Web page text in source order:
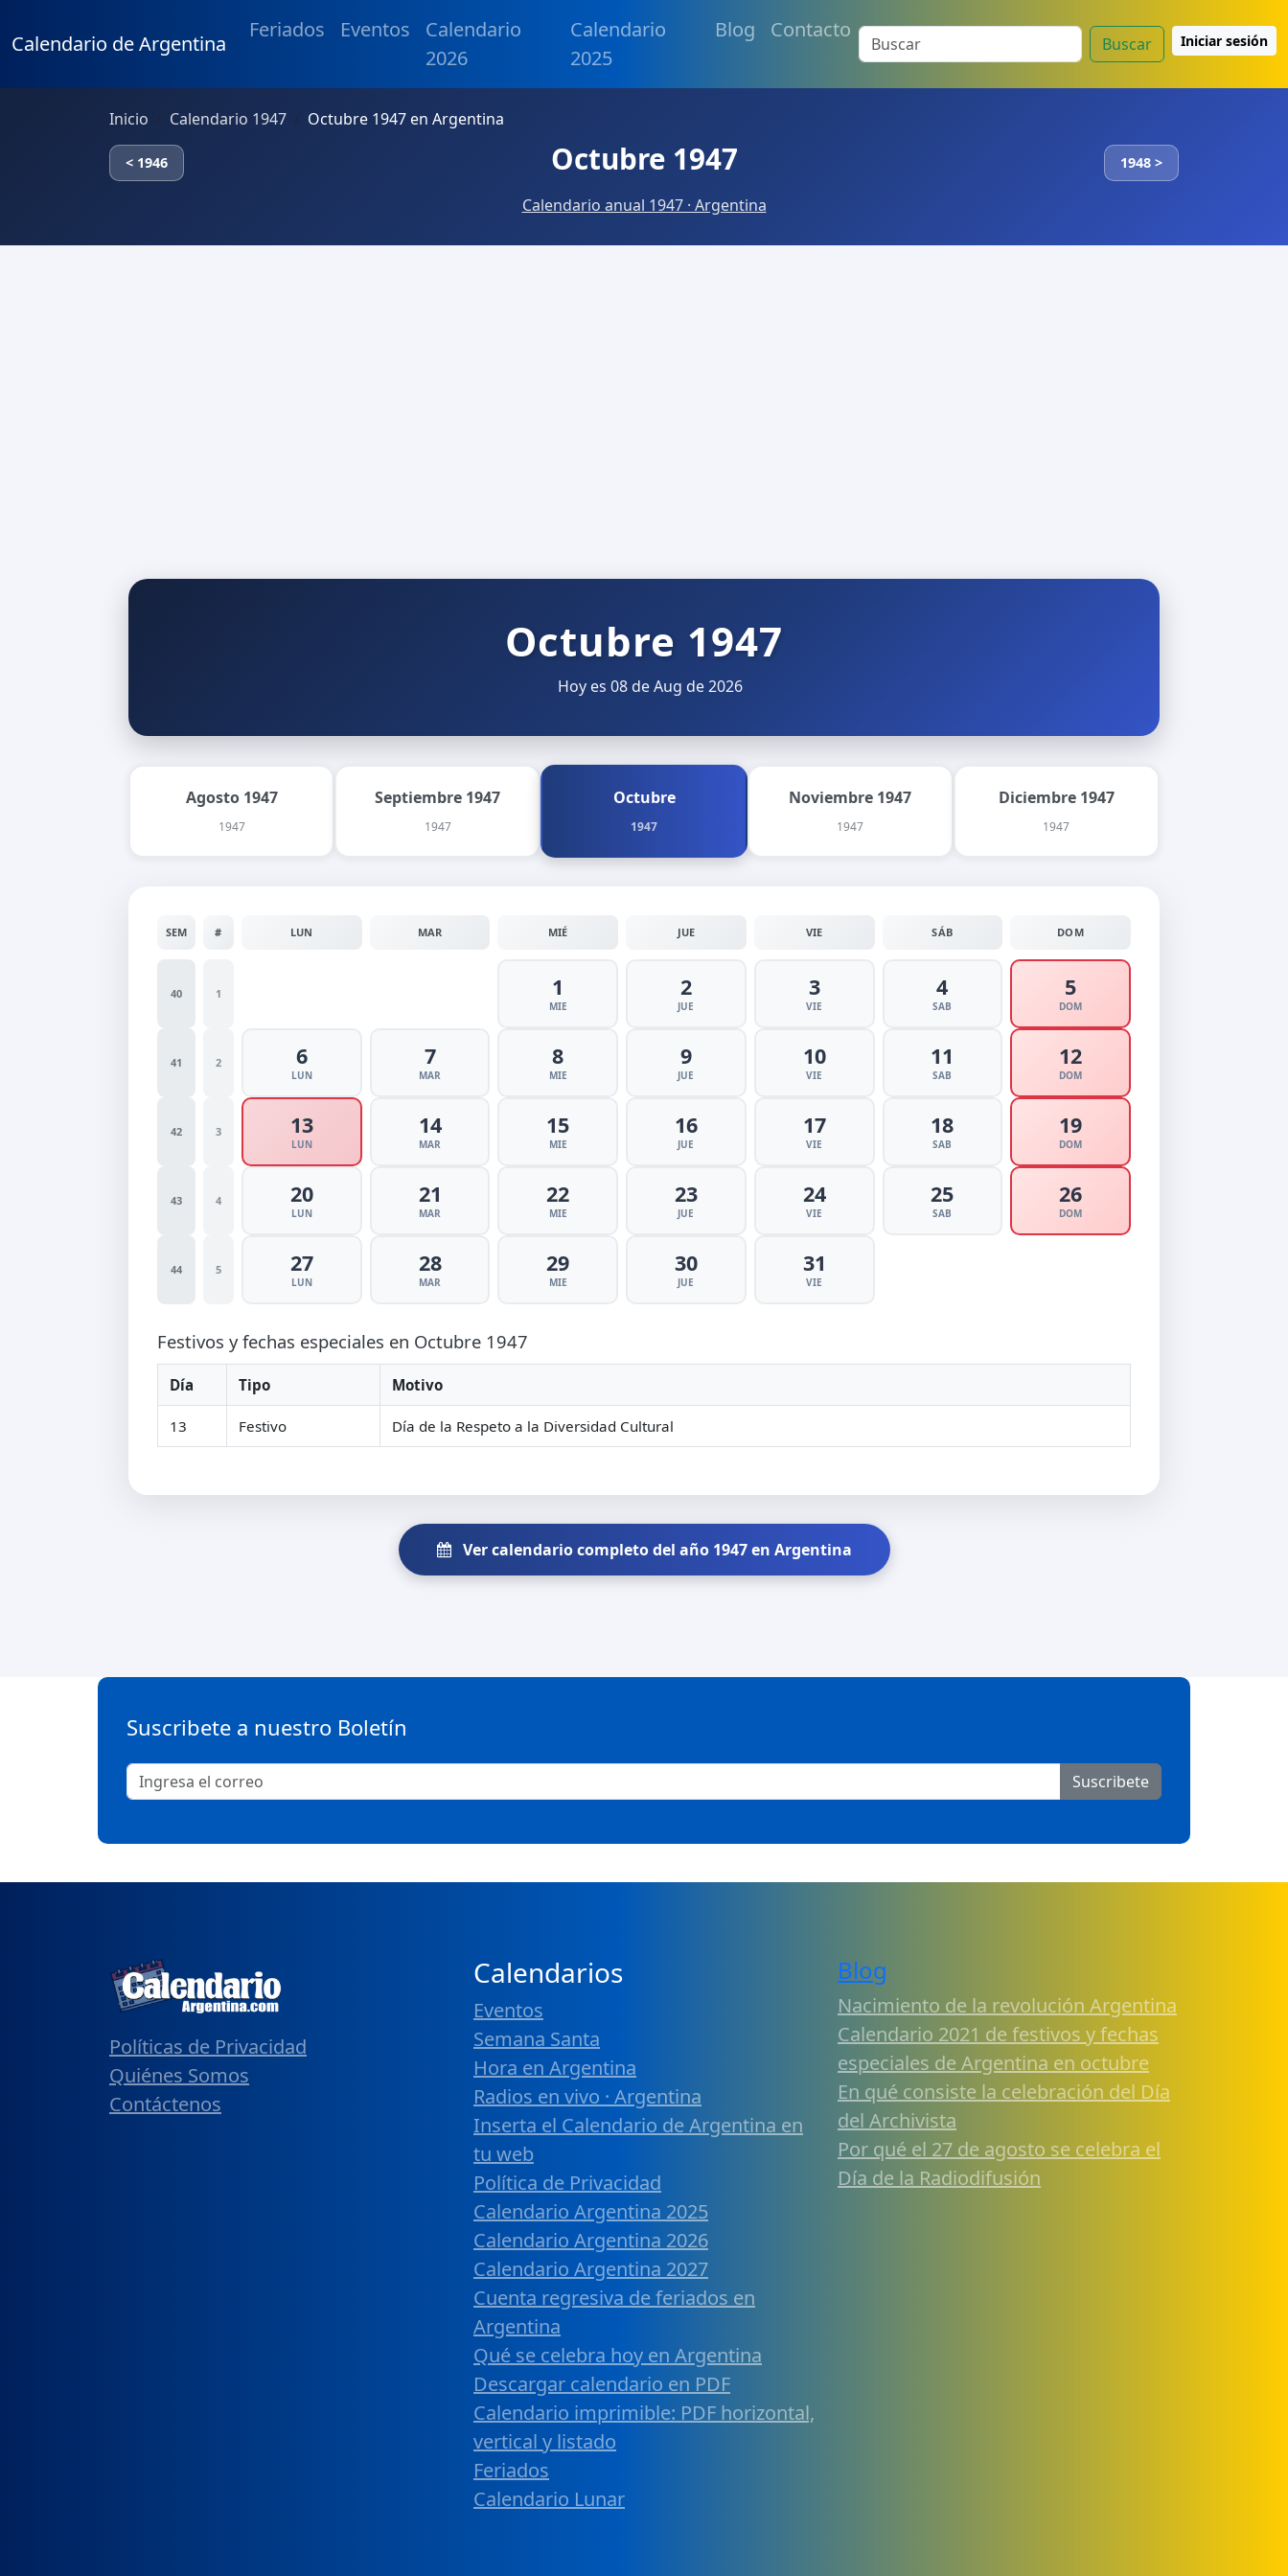
Calendario de Argentina
Feriados Eventos
Calendario
2026
Calendario
2025
Blog Contacto
Buscar Iniciar sesión
Inicio Calendario 1947 Octubre 1947 en Argentina
< 1946 Octubre 1947 1948 >
Calendario anual 1947 · Argentina
Octubre 1947
Hoy es 08 de Aug de 2026
Agosto 1947
1947
Septiembre 1947
1947
Octubre
1947
Noviembre 1947
1947
Diciembre 1947
1947
SEM # LUN MAR MIÉ JUE VIE SÁB DOM
40 1 1
MIE
2
JUE
3
VIE
4
SAB
5
DOM
41 2 6
LUN
7
MAR
8
MIE
9
JUE
10
VIE
11
SAB
12
DOM
42 3 13
LUN
14
MAR
15
MIE
16
JUE
17
VIE
18
SAB
19
DOM
43 4 20
LUN
21
MAR
22
MIE
23
JUE
24
VIE
25
SAB
26
DOM
44 5 27
LUN
28
MAR
29
MIE
30
JUE
31
VIE
Festivos y fechas especiales en Octubre 1947
Día Tipo Motivo
13 Festivo Día de la Respeto a la Diversidad Cultural
Ver calendario completo del año 1947 en Argentina
Suscribete a nuestro Boletín
Suscribete
Políticas de Privacidad
Quiénes Somos
Contáctenos
Calendarios
Eventos
Semana Santa
Hora en Argentina
Radios en vivo · Argentina
Inserta el Calendario de Argentina en
tu web
Política de Privacidad
Calendario Argentina 2025
Calendario Argentina 2026
Calendario Argentina 2027
Cuenta regresiva de feriados en
Argentina
Qué se celebra hoy en Argentina
Descargar calendario en PDF
Calendario imprimible: PDF horizontal,
vertical y listado
Feriados
Calendario Lunar
Blog
Nacimiento de la revolución Argentina
Calendario 2021 de festivos y fechas
especiales de Argentina en octubre
En qué consiste la celebración del Día
del Archivista
Por qué el 27 de agosto se celebra el
Día de la Radiodifusión